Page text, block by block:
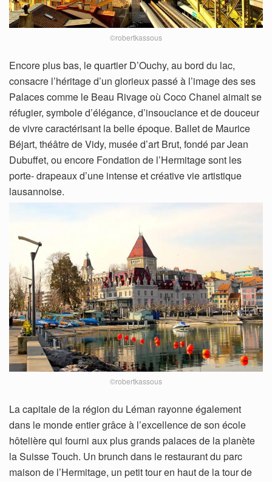
©robertkassous
Encore plus bas, le quartier D’Ouchy, au bord du lac,
consacre l’héritage d’un glorieux passé à l’image des ses
Palaces comme le Beau Rivage où Coco Chanel aimait se
réfugier, symbole d’élégance, d’insouciance et de douceur
de vivre caractérisant la belle époque. Ballet de Maurice
Béjart, théâtre de Vidy, musée d’art Brut, fondé par Jean
Dubuffet, ou encore Fondation de l’Hermitage sont les
porte- drapeaux d’une intense et créative vie artistique
lausannoise.
©robertkassous
La capitale de la région du Léman rayonne également
dans le monde entier grâce à l’excellence de son école
hôtelière qui fourni aux plus grands palaces de la planète
la Suisse Touch. Un brunch dans le restaurant du parc
maison de l’Hermitage, un petit tour en haut de la tour de